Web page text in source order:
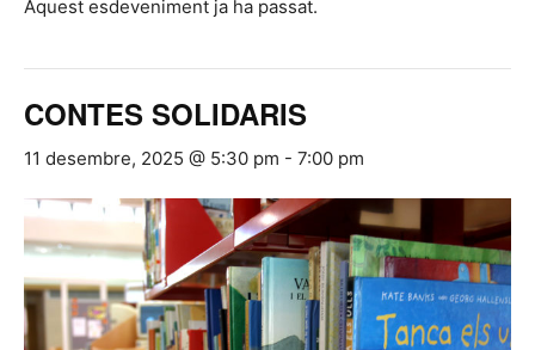
Aquest esdeveniment ja ha passat.
CONTES SOLIDARIS
11 desembre, 2025 @ 5:30 pm - 7:00 pm